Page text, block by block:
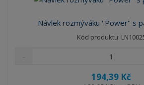
Návlek rozmýváku ''Power'' s
Kód produktu:
194,39 Kč